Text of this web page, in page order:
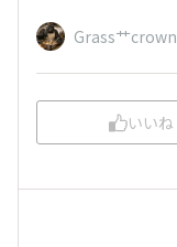
Grass艹crown
いいね